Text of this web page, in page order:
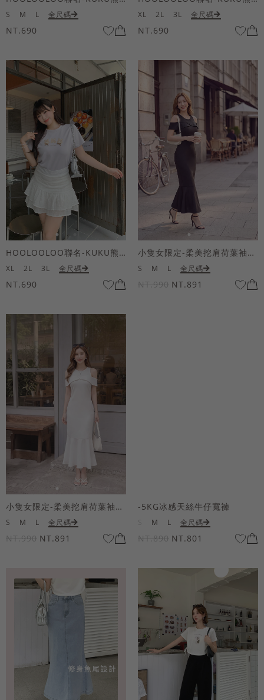
S M L 全尺碼
NT.690
XL 2L 3L 全尺碼
NT.690
HOOLOOLOO聯名-KUKU熊蝴蝶結短袖上衣
XL 2L 3L 全尺碼
NT.690
小隻女限定-柔美挖肩荷葉袖魚尾長洋裝
S M L 全尺碼
NT.990 NT.891
小隻女限定-柔美挖肩荷葉袖魚尾長洋裝
S M L 全尺碼
NT.990 NT.891
-5KG冰感天絲牛仔寬褲
M L 全尺碼
NT.890 NT.801